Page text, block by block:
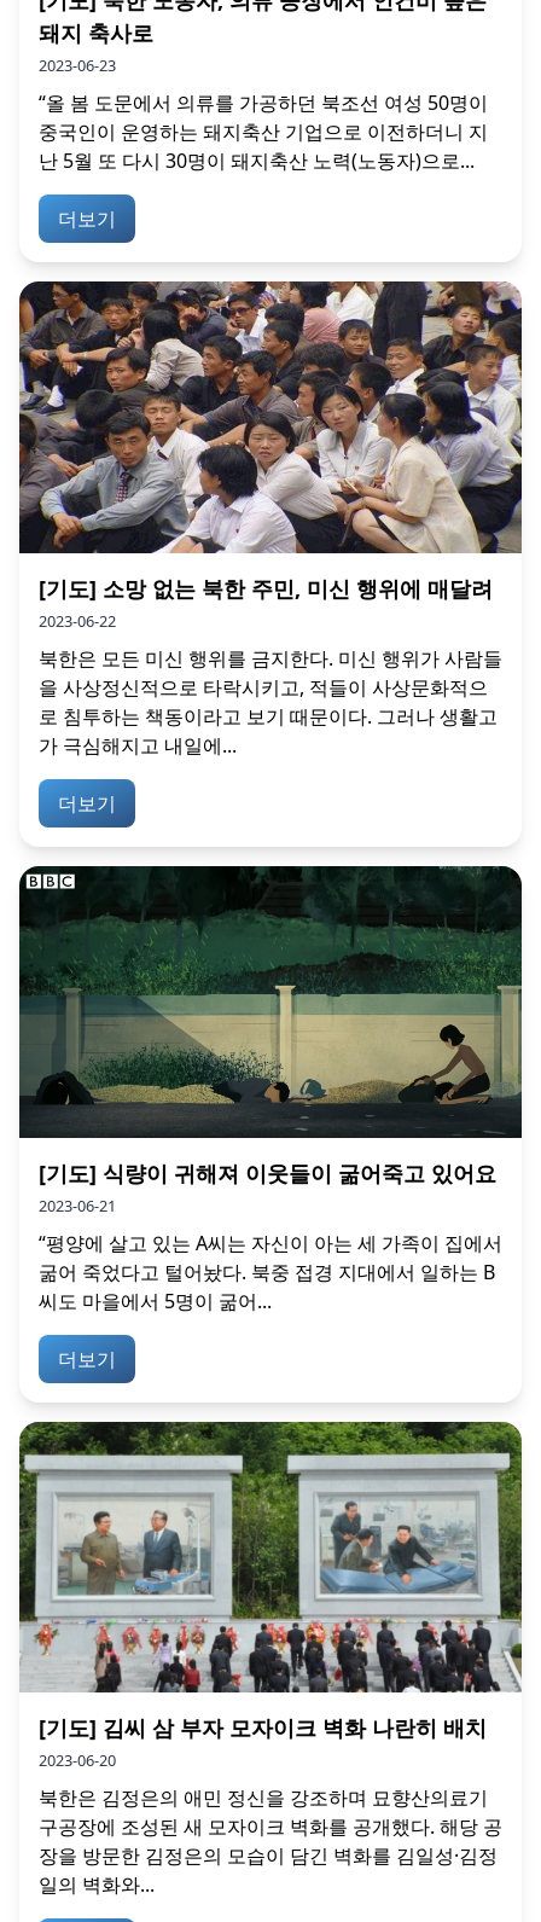
돼지 축사로
2023-06-23
“올 봄 도문에서 의류를 가공하던 북조선 여성 50명이
중국인이 운영하는 돼지축산 기업으로 이전하더니 지
난 5월 또 다시 30명이 돼지축산 노력(노동자)으로...
더보기
[기도] 소망 없는 북한 주민, 미신 행위에 매달려
2023-06-22
북한은 모든 미신 행위를 금지한다. 미신 행위가 사람들
을 사상정신적으로 타락시키고, 적들이 사상문화적으
로 침투하는 책동이라고 보기 때문이다. 그러나 생활고
가 극심해지고 내일에...
더보기
[기도] 식량이 귀해져 이웃들이 굶어죽고 있어요
2023-06-21
“평양에 살고 있는 A씨는 자신이 아는 세 가족이 집에서
굶어 죽었다고 털어놨다. 북중 접경 지대에서 일하는 B
씨도 마을에서 5명이 굶어...
더보기
[기도] 김씨 삼 부자 모자이크 벽화 나란히 배치
2023-06-20
북한은 김정은의 애민 정신을 강조하며 묘향산의료기
구공장에 조성된 새 모자이크 벽화를 공개했다. 해당 공
장을 방문한 김정은의 모습이 담긴 벽화를 김일성·김정
일의 벽화와...